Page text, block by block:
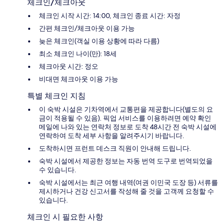
체크인/체크아웃
체크인 시작 시간: 14:00, 체크인 종료 시간: 자정
간편 체크인/체크아웃 이용 가능
늦은 체크인(객실 이용 상황에 따라 다름)
최소 체크인 나이(만): 18세
체크아웃 시간: 정오
비대면 체크아웃 이용 가능
특별 체크인 지침
이 숙박 시설은 기차역에서 교통편을 제공합니다(별도의 요
금이 적용될 수 있음). 픽업 서비스를 이용하려면 예약 확인
메일에 나와 있는 연락처 정보로 도착 48시간 전 숙박 시설에
연락하여 도착 세부 사항을 알려주시기 바랍니다.
도착하시면 프런트 데스크 직원이 안내해 드립니다.
숙박 시설에서 제공한 정보는 자동 번역 도구로 번역되었을
수 있습니다.
숙박 시설에서는 최근 여행 내역(여권 이민국 도장 등) 서류를
제시하거나 건강 신고서를 작성해 줄 것을 고객께 요청할 수
있습니다.
체크인 시 필요한 사항